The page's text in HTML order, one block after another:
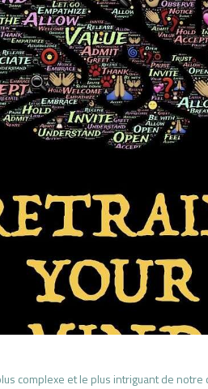
complexe et le plus intriguant de